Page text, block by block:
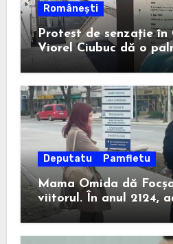
Românești
Protest de senzație în
Viorel Ciubuc dă o
din România. Bravo,
Deputatu Pamfletu
Mama Omida dă
viitorul. În anul 2124,
de ani, un anume Ion
la Consiliul Județean.